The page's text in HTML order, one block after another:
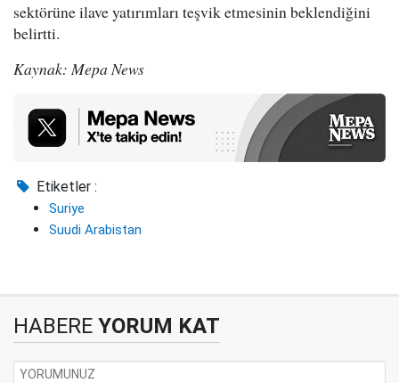
sektörüne ilave yatırımları teşvik etmesinin beklendiğini
belirtti.
Kaynak: Mepa News
Etiketler :
Suriye
Suudi Arabistan
HABERE YORUM KAT